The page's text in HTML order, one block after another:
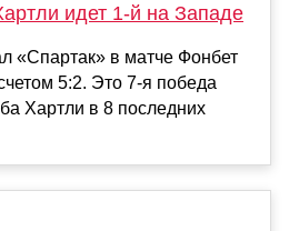
идет 1-й на Западе
«Спартак» в матче Фонбет
5:2. Это 7-я победа
Хартли в 8 последних